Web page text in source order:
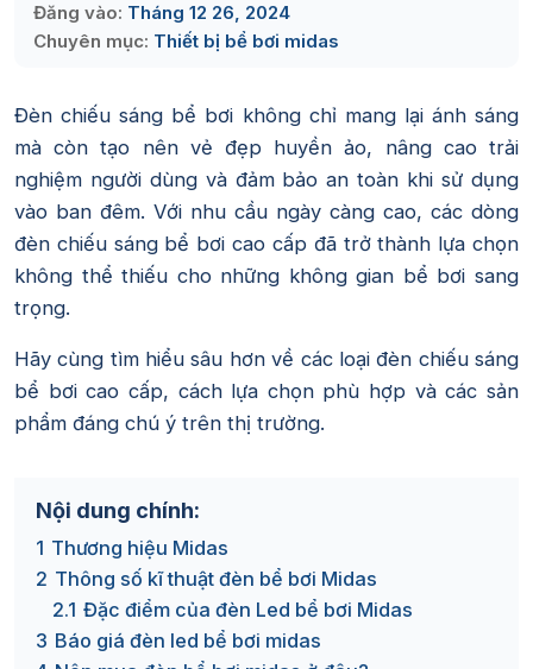
Đăng vào: Tháng 12 26, 2024
Chuyên mục: Thiết bị bể bơi midas
Đèn chiếu sáng bể bơi không chỉ mang lại ánh sáng
mà còn tạo nên vẻ đẹp huyền ảo, nâng cao trải
nghiệm người dùng và đảm bảo an toàn khi sử dụng
vào ban đêm. Với nhu cầu ngày càng cao, các dòng
đèn chiếu sáng bể bơi cao cấp đã trở thành lựa chọn
không thể thiếu cho những không gian bể bơi sang
trọng.
Hãy cùng tìm hiểu sâu hơn về các loại đèn chiếu sáng
bể bơi cao cấp, cách lựa chọn phù hợp và các sản
phẩm đáng chú ý trên thị trường.
Nội dung chính:
1 Thương hiệu Midas
2 Thông số kĩ thuật đèn bể bơi Midas
2.1 Đặc điểm của đèn Led bể bơi Midas
3 Báo giá đèn led bể bơi midas